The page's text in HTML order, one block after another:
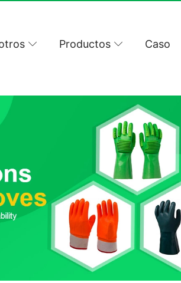
Productos Caso